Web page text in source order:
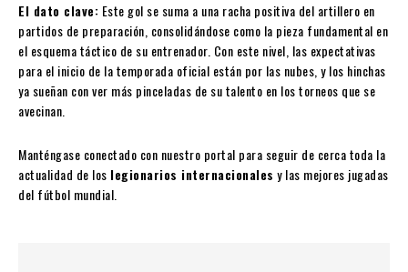
El dato clave: Este gol se suma a una racha positiva del artillero en
partidos de preparación, consolidándose como la pieza fundamental en
el esquema táctico de su entrenador. Con este nivel, las expectativas
para el inicio de la temporada oficial están por las nubes, y los hinchas
ya sueñan con ver más pinceladas de su talento en los torneos que se
avecinan.
Manténgase conectado con nuestro portal para seguir de cerca toda la
actualidad de los legionarios internacionales y las mejores jugadas
del fútbol mundial.